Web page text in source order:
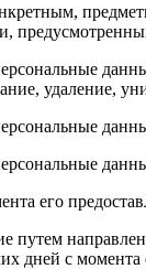
удаление,
его
путем
дней с момента